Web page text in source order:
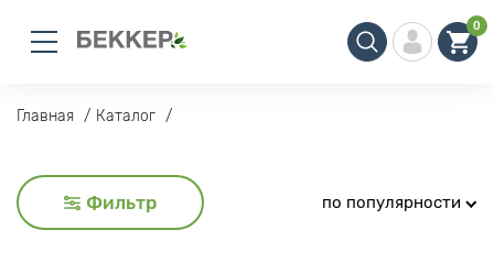
0
Главная Каталог
Фильтр по популярности